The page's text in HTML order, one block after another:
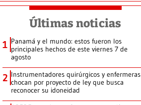
Últimas noticias
1 Panamá y el mundo: estos fueron los
principales hechos de este viernes 7 de
agosto
2 Instrumentadores quirúrgicos y enfermeras
chocan por proyecto de ley que busca
reconocer su idoneidad